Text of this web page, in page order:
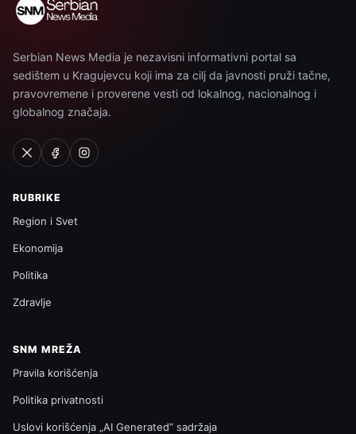
Serbian News Media je nezavisni informativni portal sa
sedištem u Kragujevcu koji ima za cilj da javnosti pruži tačne,
pravovremene i proverene vesti od lokalnog, nacionalnog i
globalnog značaja.
RUBRIKE
Region i Svet
Ekonomija
Politika
Zdravlje
SNM MREŽA
Pravila korišćenja
Politika privatnosti
Uslovi korišćenja „AI Generated“ sadržaja